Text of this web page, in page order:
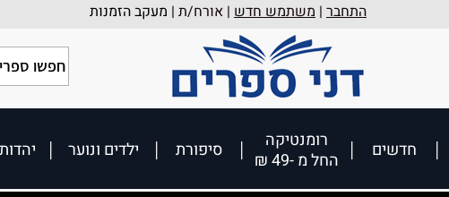
התחבר | משתמש חדש | אורח/ת | מעקב הזמנות
חדשים
רומנטיקה
החל מ -49 ₪
סיפורת ילדים ונוער יהדות